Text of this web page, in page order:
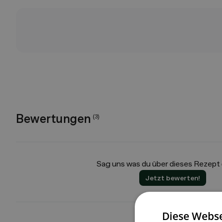
Bewertungen (3)
Sag uns was du über dieses
Jetzt bewerten!
Diese